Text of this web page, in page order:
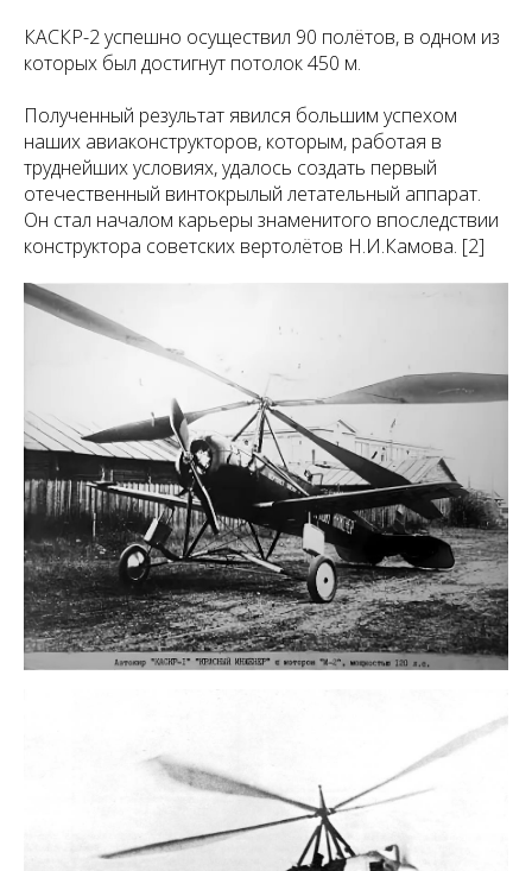
КАСКР-2 успешно осуществил 90 полётов, в одном из
которых был достигнут потолок 450 м.
Полученный результат явился большим успехом
наших авиаконструкторов, которым, работая в
труднейших условиях, удалось создать первый
отечественный винтокрылый летательный аппарат.
Он стал началом карьеры знаменитого впоследствии
конструктора советских вертолётов Н.И.Камова. [2]